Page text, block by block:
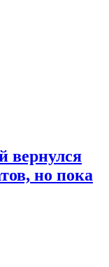
вернулся
но пока